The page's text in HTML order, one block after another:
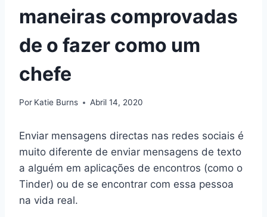
maneiras comprovadas
de o fazer como um
chefe
Por Katie Burns Abril 14, 2020
Enviar mensagens directas nas redes sociais é
muito diferente de enviar mensagens de texto
a alguém em aplicações de encontros (como o
Tinder) ou de se encontrar com essa pessoa
na vida real.